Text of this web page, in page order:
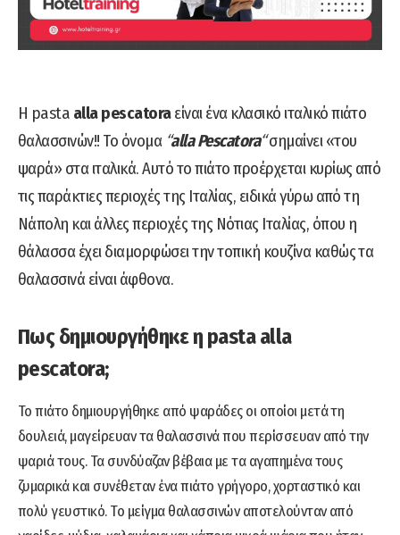
Η pasta alla pescatoraείναι ένα κλασικό ιταλικό πιάτο
θαλασσινών!! Το όνομα “alla Pescatora“σημαίνει «του
ψαρά» στα ιταλικά. Αυτό το πιάτο προέρχεται κυρίως από
τις παράκτιες περιοχές της Ιταλίας, ειδικά γύρω από τη
Νάπολη και άλλες περιοχές της Νότιας Ιταλίας, όπου η
θάλασσα έχει διαμορφώσει την τοπική κουζίνα καθώς τα
θαλασσινά είναι άφθονα.
Πως δημιουργήθηκε η pasta alla
pescatora;
Το πιάτο δημιουργήθηκε από ψαράδες οι οποίοι μετά τη
δουλειά, μαγείρευαν τα θαλασσινά που περίσσευαν από την
ψαριά τους. Τα συνδύαζαν βέβαια με τα αγαπημένα τους
ζυμαρικά και συνέθεταν ένα πιάτο γρήγορο, χορταστικό και
πολύ γευστικό. Το μείγμα θαλασσινών αποτελούνταν από